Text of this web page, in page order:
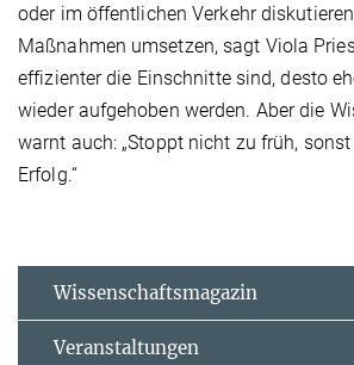
oder im öffentlichen Verkehr
Maßnahmen umsetzen, sagt Viola
effizienter die Einschnitte sind, desto
wieder aufgehoben werden. Aber die
warnt auch: „Stoppt nicht zu früh,
Erfolg.“
Wissenschaftsmagazin
Veranstaltungen